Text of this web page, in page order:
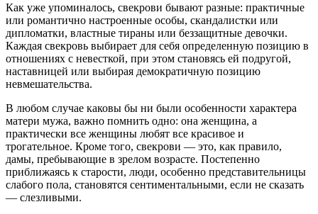
Как уже упоминалось, свекрови бывают разные: практичные
или романтично настроенные особы, скандалистки или
дипломатки, властные тираны или беззащитные девочки.
Каждая свекровь выбирает для себя определенную позицию в
отношениях с невесткой, при этом становясь ей подругой,
наставницей или выбирая демократичную позицию
невмешательства.
В любом случае каковы бы ни были особенности характера
матери мужа, важно помнить одно: она женщина, а
практически все женщины любят все красивое и
трогательное. Кроме того, свекрови — это, как правило,
дамы, пребывающие в зрелом возрасте. Постепенно
приближаясь к старости, люди, особенно представительницы
слабого пола, становятся сентиментальными, если не сказать
— слезливыми.